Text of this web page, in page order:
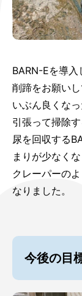
BARN-Eを導入
削蹄をお願い
いぶん良くな
引張って掃除
尿を回収する
まりが少なく
クレーパーの
なりました。
今後の目